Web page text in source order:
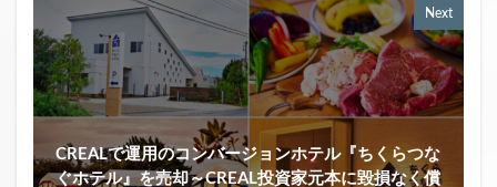
Next
CREALで運用のコンバージョンホテル『ちくらつな
ぐホテル』を売却～CREAL投資家元本に毀損なく償